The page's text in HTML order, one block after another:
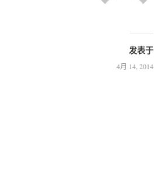
发表于
4月 14, 2014